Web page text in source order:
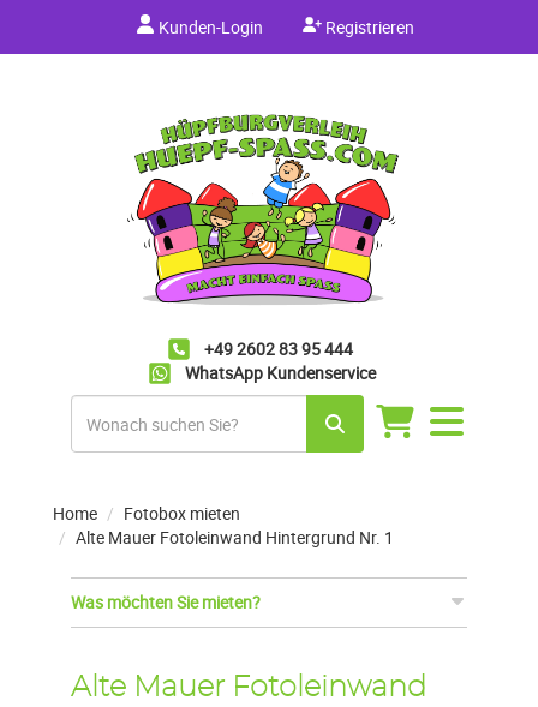
Kunden-Login Registrieren
+49 2602 83 95 444
WhatsApp Kundenservice
Navigation
umschalten
Home
Fotobox mieten
Alte Mauer Fotoleinwand Hintergrund Nr. 1
Was möchten Sie mieten?
Alte Mauer Fotoleinwand